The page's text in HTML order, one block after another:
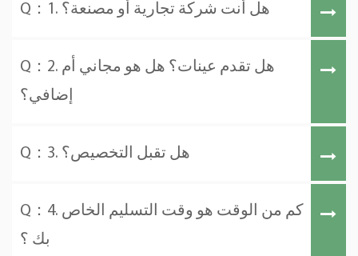
Q：1. هل أنت شركة تجارية أو مصنعة؟
Q：2. هل تقدم عينات؟ هل هو مجاني أم
إضافي؟
Q：3. هل تقبل التخصيص؟
Q：4. كم من الوقت هو وقت التسليم الخاص
بك ؟